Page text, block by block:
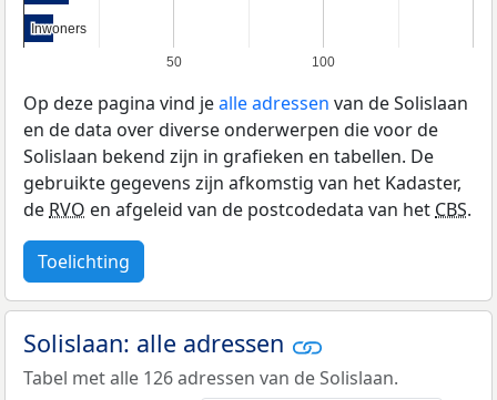
50 100
Inwoners
Inwoners
Op deze pagina vind jealle adressen van de Solislaan
en de data over diverse onderwerpen die voor de
Solislaan bekend zijn in grafieken en tabellen. De
gebruikte gegevens zijn afkomstig van het Kadaster,
deRVO en afgeleid van de postcodedata van hetCBS.
Toelichting
Solislaan: alle adressen
Tabel met alle 126 adressen van de Solislaan.